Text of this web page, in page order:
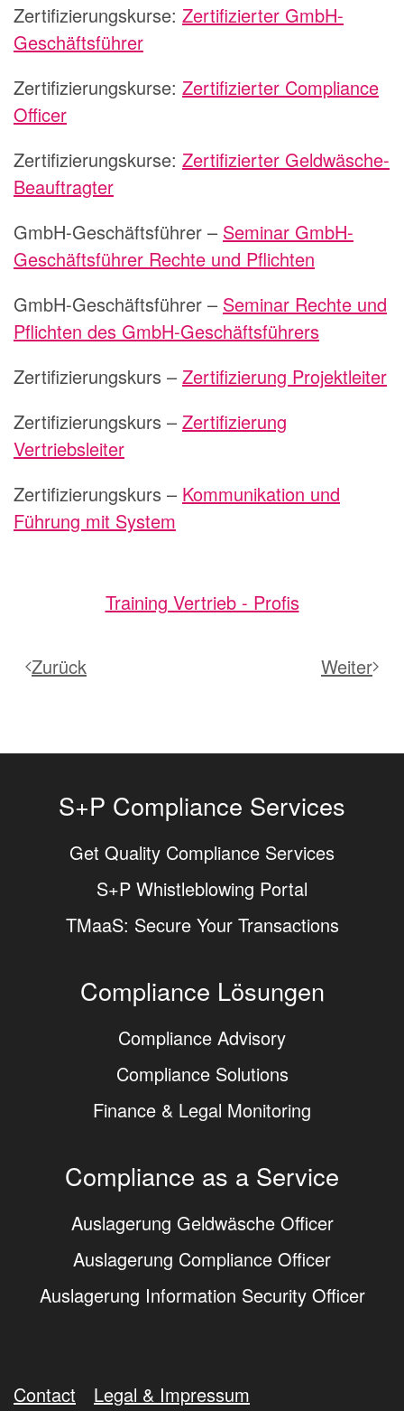
Zertifizierungskurse: Zertifizierter GmbH-
Geschäftsführer
Zertifizierungskurse: Zertifizierter Compliance
Officer
Zertifizierungskurse: Zertifizierter Geldwäsche-
Beauftragter
GmbH-Geschäftsführer – Seminar GmbH-
Geschäftsführer Rechte und Pflichten
GmbH-Geschäftsführer – Seminar Rechte und
Pflichten des GmbH-Geschäftsführers
Zertifizierungskurs – Zertifizierung Projektleiter
Zertifizierungskurs – Zertifizierung
Vertriebsleiter
Zertifizierungskurs – Kommunikation und
Führung mit System
Training Vertrieb - Profis
Zurück Weiter
S+P Compliance Services
Get Quality Compliance Services
S+P Whistleblowing Portal
TMaaS: Secure Your Transactions
Compliance Lösungen
Compliance Advisory
Compliance Solutions
Finance & Legal Monitoring
Compliance as a Service
Auslagerung Geldwäsche Officer
Auslagerung Compliance Officer
Auslagerung Information Security Officer
Contact Legal & Impressum